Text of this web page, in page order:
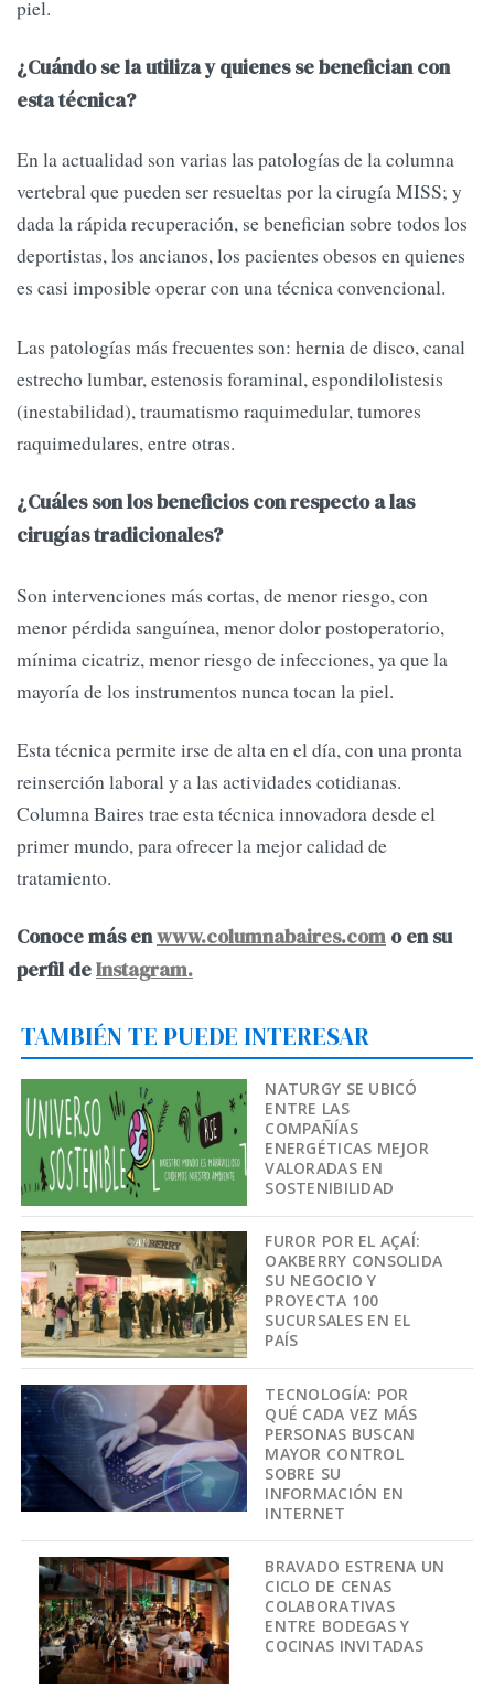
piel.
¿Cuándo se la utiliza y quienes se benefician con
esta técnica?
En la actualidad son varias las patologías de la columna
vertebral que pueden ser resueltas por la cirugía MISS; y
dada la rápida recuperación, se benefician sobre todos los
deportistas, los ancianos, los pacientes obesos en quienes
es casi imposible operar con una técnica convencional.
Las patologías más frecuentes son: hernia de disco, canal
estrecho lumbar, estenosis foraminal, espondilolistesis
(inestabilidad), traumatismo raquimedular, tumores
raquimedulares, entre otras.
¿Cuáles son los beneficios con respecto a las
cirugías tradicionales?
Son intervenciones más cortas, de menor riesgo, con
menor pérdida sanguínea, menor dolor postoperatorio,
mínima cicatriz, menor riesgo de infecciones, ya que la
mayoría de los instrumentos nunca tocan la piel.
Esta técnica permite irse de alta en el día, con una pronta
reinserción laboral y a las actividades cotidianas.
Columna Baires trae esta técnica innovadora desde el
primer mundo, para ofrecer la mejor calidad de
tratamiento.
Conoce más enwww.columnabaires.com o en su
perfil deInstagram.
TAMBIÉN TE PUEDE INTERESAR
NATURGY SE UBICÓ
ENTRE LAS
COMPAÑÍAS
ENERGÉTICAS MEJOR
VALORADAS EN
SOSTENIBILIDAD
FUROR POR EL AÇAÍ:
OAKBERRY CONSOLIDA
SU NEGOCIO Y
PROYECTA 100
SUCURSALES EN EL
PAÍS
TECNOLOGÍA: POR
QUÉ CADA VEZ MÁS
PERSONAS BUSCAN
MAYOR CONTROL
SOBRE SU
INFORMACIÓN EN
INTERNET
BRAVADO ESTRENA UN
CICLO DE CENAS
COLABORATIVAS
ENTRE BODEGAS Y
COCINAS INVITADAS